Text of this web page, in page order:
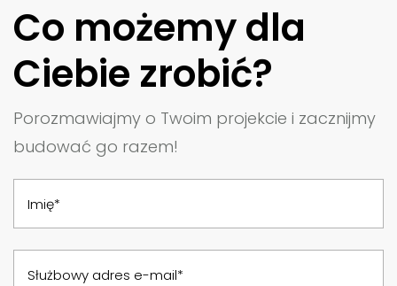
Co możemy dla
Ciebie zrobić?
Porozmawiajmy o Twoim projekcie i zacznijmy
budować go razem!
Imię*
Służbowy adres e-mail*